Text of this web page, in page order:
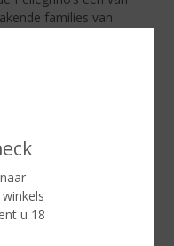
u 18
families van
betekenis. Dat
dan ook, wij vieren
met onderstaande